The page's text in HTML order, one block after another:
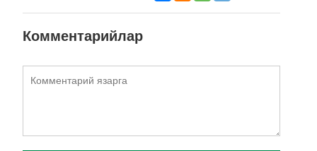
Комментарийлар